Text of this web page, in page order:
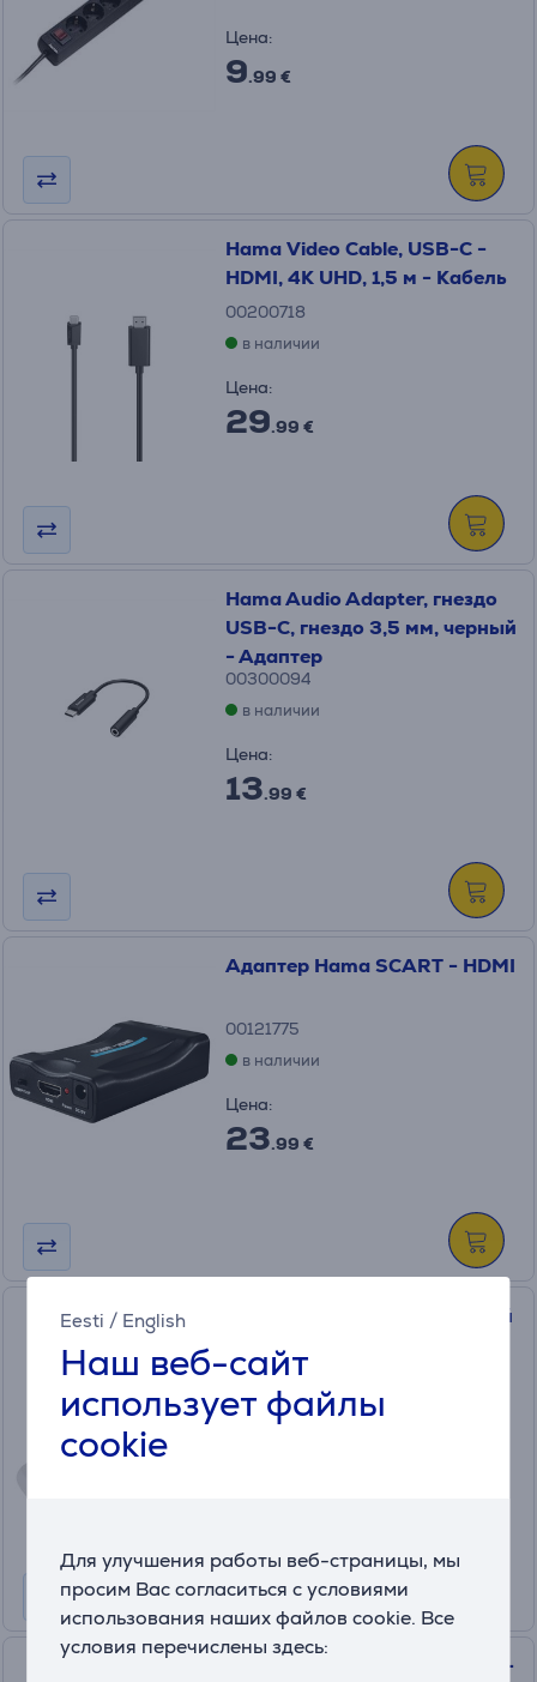
Eesti / English
Наш веб-сайт
использует файлы
cookie
Для улучшения работы веб-страницы, мы
просим Вас согласиться с условиями
использования наших файлов cookie. Все
условия перечислены здесь:
Цена:
9.99 €
Hama Video Cable, USB-C -
HDMI, 4K UHD, 1,5 м - Кабель
00200718
в наличии
Цена:
29.99 €
Hama Audio Adapter, гнездо
USB-C, гнездо 3,5 мм, черный
- Адаптер
00300094
в наличии
Цена:
13.99 €
Адаптер Hama SCART - HDMI
00121775
в наличии
Цена:
23.99 €
Hama, 1,4 м, 6 розеток, белый
- Удлинитель
00030384
в наличии
Hama High Speed ​​HDMI 2.0b -